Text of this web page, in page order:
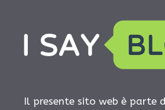
Il presente sito web è parte